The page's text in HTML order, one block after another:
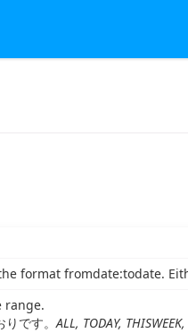
format fromdate:todate.
range.
りです。ALL, TODAY,